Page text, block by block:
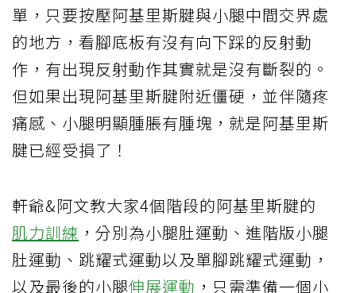
單，只要按壓阿基里斯腱與小腿中間交界處
的地方，看腳底板有沒有向下踩的反射動
作，有出現反射動作其實就是沒有斷裂的。
但如果出現阿基里斯腱附近僵硬，並伴隨疼
痛感、小腿明顯腫脹有腫塊，就是阿基里斯
腱已經受損了！
軒爺&阿文教大家4個階段的阿基里斯腱的
肌力訓練 ，分別為小腿肚運動、進階版小腿
肚運動、跳耀式運動以及單腳跳耀式運動，
以及最後的小腿伸展運動 ，只需準備一個小